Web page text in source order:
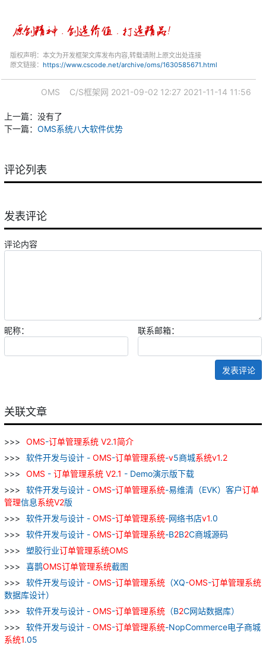
版权声明：本文为开发框架文库发布内容,转载请附上原文出处连接
原文链接： https://www.cscode.net/archive/oms/1630585671.html
OMS C/S框架网 2021-09-02 12:27 2021-11-14 11:56
上一篇：没有了
下一篇： OMS系统八大软件优势
评论列表
发表评论
评论内容
昵称： 联系邮箱：
发表评论
关联文章
OMS-订单管理系统 V2.1简介
软件开发与设计 - OMS-订单管理系统-v5商城系统v1.2
OMS - 订单管理系统 V2.1 - Demo演示版下载
软件开发与设计 - OMS-订单管理系统-易维清（EVK）客户订单
管理信息系统V2版
软件开发与设计 - OMS-订单管理系统-网络书店v1.0
软件开发与设计 - OMS-订单管理系统-B2B2C商城源码
塑胶行业订单管理系统OMS
喜鹊OMS订单管理系统截图
软件开发与设计 - OMS-订单管理系统 （XQ-OMS-订单管理系统
数据库设计）
软件开发与设计 - OMS-订单管理系统 （B2C网站数据库）
软件开发与设计 - OMS-订单管理系统-NopCommerce电子商城
系统1.05